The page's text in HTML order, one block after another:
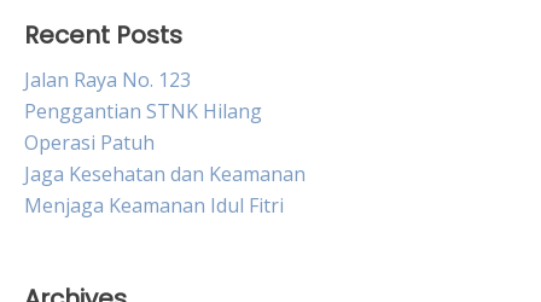
Recent Posts
Jalan Raya No. 123
Penggantian STNK Hilang
Operasi Patuh
Jaga Kesehatan dan Keamanan
Menjaga Keamanan Idul Fitri